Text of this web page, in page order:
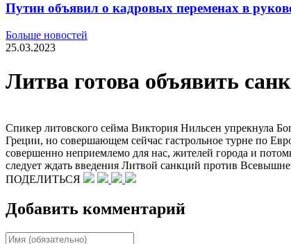
Путин объявил о кадровых переменах в
Больше новостей
25.03.2023
Литва готова объявить
Спикер литовского сейма Виктория Нильсен упрекнула
Греции, но совершающем сейчас гастрольное турне по
совершенно неприемлемо для нас, жителей города и
следует ждать введения Литвой санкций против
ПОДЕЛИТЬСЯ
Добавить комментарий